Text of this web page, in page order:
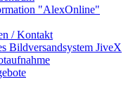
"AlexOnline"
/ Kontakt
Bildversandsystem JiveX